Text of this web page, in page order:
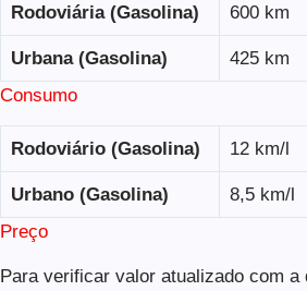
Rodoviária (Gasolina) 600 km
Urbana (Gasolina)
425 km
Consumo
Rodoviário (Gasolina) 12 km/l
Urbano (Gasolina)
8,5 km/l
Preço
Para verificar valor atualizado com a